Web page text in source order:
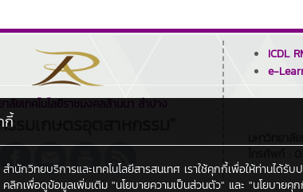
ลัยเทคโนโลยีราชมงคลล้านนา ลำปาง
รมเกษตรอุตสาหกรรม"
ICDL
e-
กี้
สำนักวิทยบริการและเทคโนโลยีสารสนเทศ เราใช้คุกกี้เพื่อให้ท่านได้
คลิกเพื่อดูข้อมูลเพิ่มเติม "นโยบายความเป็นส่วนตัว" และ "นโยบายคุ